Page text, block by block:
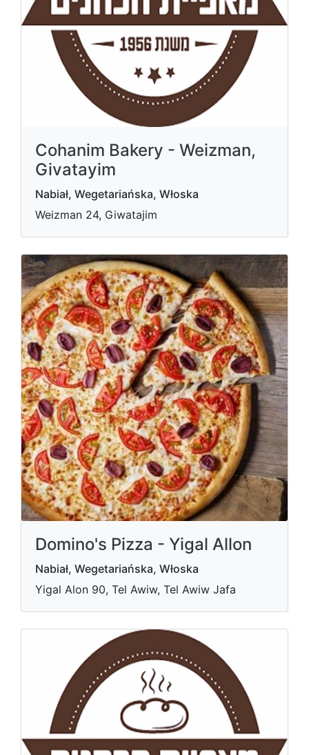
Cohanim Bakery - Weizman,
Givatayim
Nabiał, Wegetariańska, Włoska
Weizman 24, Giwatajim
Domino's Pizza - Yigal Allon
Nabiał, Wegetariańska, Włoska
Yigal Alon 90, Tel Awiw, Tel Awiw Jafa